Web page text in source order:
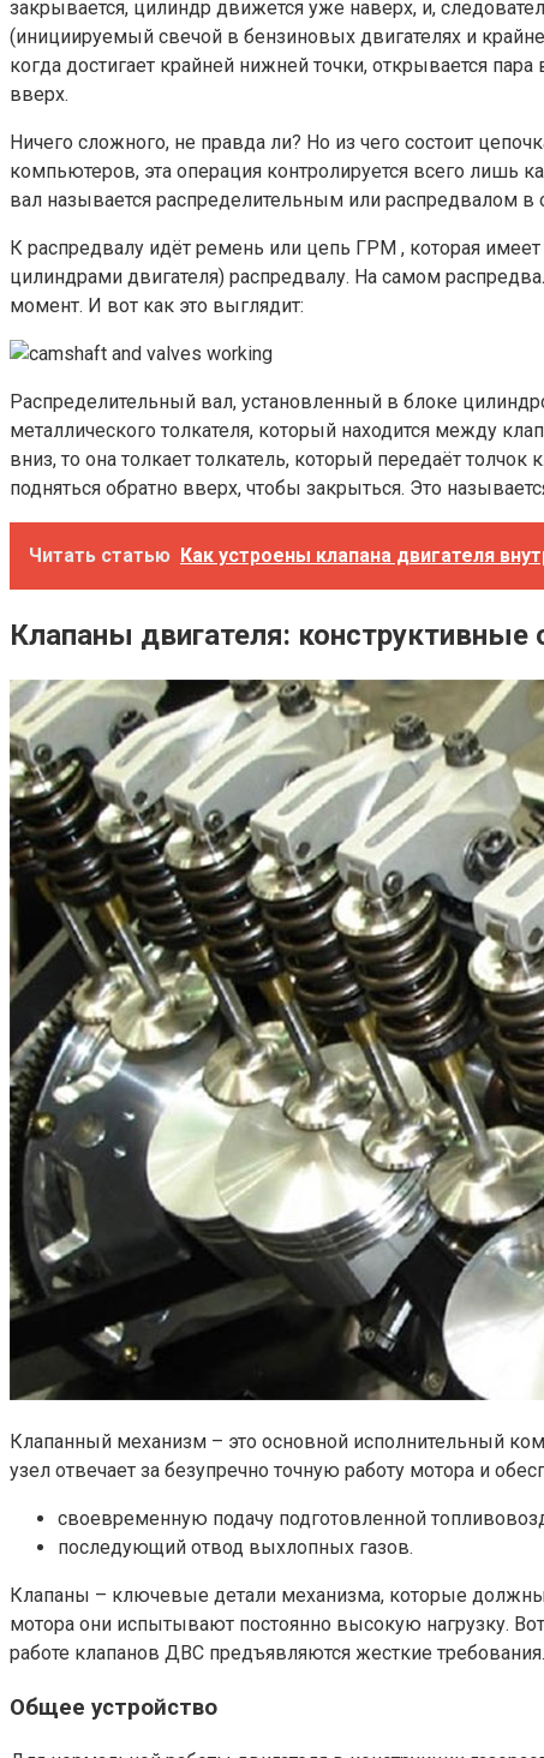
закрывается, цилиндр движется уже наверх, и,
(инициируемый свечой в бензиновых двигателях и
когда достигает крайней нижней точки, открывается
вверх.
Ничего сложного, не правда ли? Но из чего состоит
компьютеров, эта операция контролируется всего лишь
вал называется распределительным или распредвалом в
К распредвалу идёт ремень или цепь ГРМ , которая
цилиндрами двигателя) распредвалу. На самом
момент. И вот как это выглядит:
Распределительный вал, установленный в блоке
металлического толкателя, который находится между
вниз, то она толкает толкатель, который передаёт
подняться обратно вверх, чтобы закрыться. Это
Читать статью Как устроены клапана двигателя
Клапаны двигателя: конструктивные
Клапанный механизм – это основной исполнительный
узел отвечает за безупречно точную работу мотора и
своевременную подачу подготовленной
последующий отвод выхлопных газов.
Клапаны – ключевые детали механизма, которые
мотора они испытывают постоянно высокую нагрузку.
работе клапанов ДВС предъявляются жесткие требования.
Общее устройство